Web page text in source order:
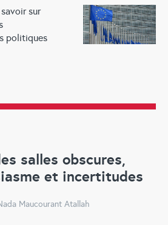
sur
politiques
salles obscures,
et incertitudes
Maucourant Atallah